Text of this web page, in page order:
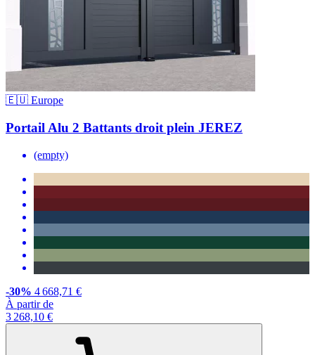
🇪🇺 Europe
Portail Alu 2 Battants droit plein JEREZ
(empty)
-30% 4 668,71 €
À partir de
3 268,10 €